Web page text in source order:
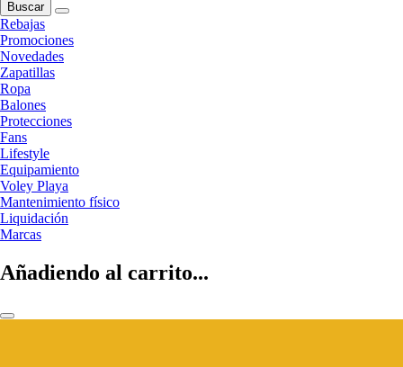
Buscar
Rebajas
Promociones
Novedades
Zapatillas
Ropa
Balones
Protecciones
Fans
Lifestyle
Equipamiento
Voley Playa
Mantenimiento físico
Liquidación
Marcas
Añadiendo al carrito...